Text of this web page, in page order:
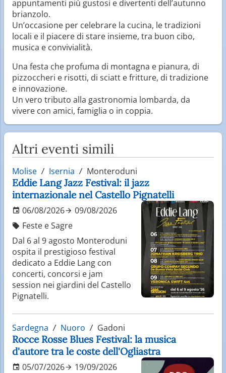
appuntamenti più gustosi e divertenti dell’autunno
brianzolo.
Un’occasione per celebrare la cucina, le tradizioni
locali e il piacere di stare insieme, tra buon cibo,
musica e convivialità.
Una festa che profuma di montagna e pianura, di
pizzoccheri e risotti, di sciatt e fritture, di tradizione
e innovazione.
Un vero tributo alla gastronomia lombarda, da
vivere con amici, famiglia o in coppia.
Altri eventi simili
Molise Isernia Monteroduni
Eddie Lang Jazz Festival: il jazz
internazionale nel Castello Pignatelli
06/08/2026
09/08/2026
Feste e Sagre
Dal 6 al 9 agosto Monteroduni
ospita il prestigioso festival
dedicato a Eddie Lang con
concerti, concorsi e jam
session nei giardini del Castello
Pignatelli.
Sardegna Nuoro Gadoni
Rocce Rosse Blues Festival: la musica
d'autore tra le coste dell'Ogliastra
05/07/2026
19/09/2026